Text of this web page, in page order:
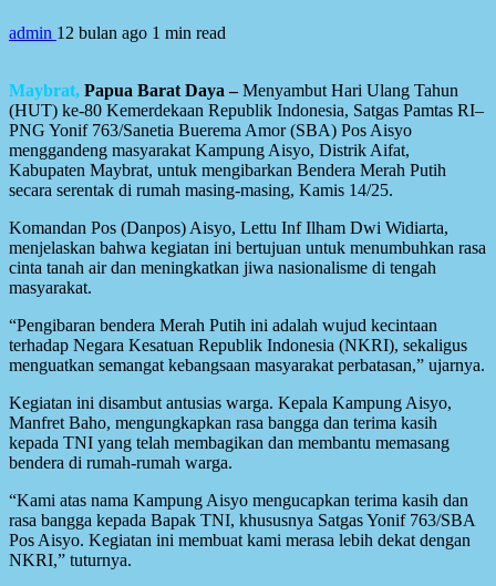
admin 12 bulan ago 1 min read
Maybrat, Papua Barat Daya –Menyambut Hari Ulang Tahun
(HUT) ke-80 Kemerdekaan Republik Indonesia, Satgas Pamtas RI–
PNG Yonif 763/Sanetia Buerema Amor (SBA) Pos Aisyo
menggandeng masyarakat Kampung Aisyo, Distrik Aifat,
Kabupaten Maybrat, untuk mengibarkan Bendera Merah Putih
secara serentak di rumah masing-masing, Kamis 14/25.
Komandan Pos (Danpos) Aisyo, Lettu Inf Ilham Dwi Widiarta,
menjelaskan bahwa kegiatan ini bertujuan untuk menumbuhkan rasa
cinta tanah air dan meningkatkan jiwa nasionalisme di tengah
masyarakat.
“Pengibaran bendera Merah Putih ini adalah wujud kecintaan
terhadap Negara Kesatuan Republik Indonesia (NKRI), sekaligus
menguatkan semangat kebangsaan masyarakat perbatasan,” ujarnya.
Kegiatan ini disambut antusias warga. Kepala Kampung Aisyo,
Manfret Baho, mengungkapkan rasa bangga dan terima kasih
kepada TNI yang telah membagikan dan membantu memasang
bendera di rumah-rumah warga.
“Kami atas nama Kampung Aisyo mengucapkan terima kasih dan
rasa bangga kepada Bapak TNI, khususnya Satgas Yonif 763/SBA
Pos Aisyo. Kegiatan ini membuat kami merasa lebih dekat dengan
NKRI,” tuturnya.